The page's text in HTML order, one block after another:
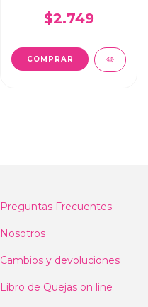
$2.749
Preguntas Frecuentes
Nosotros
Cambios y devoluciones
Libro de Quejas on line